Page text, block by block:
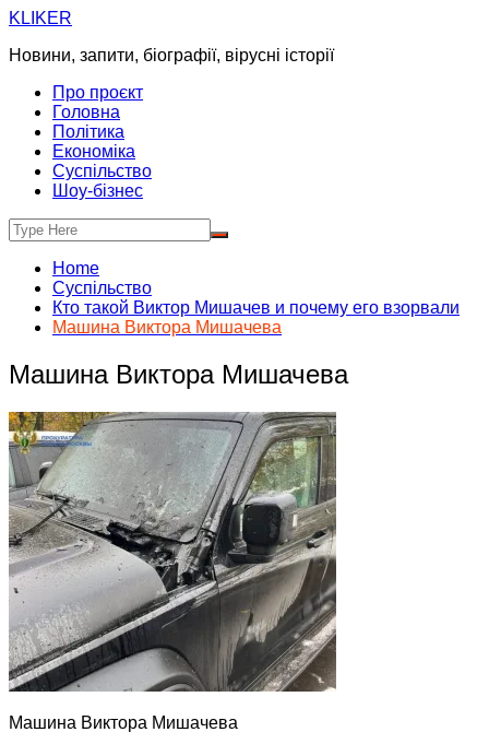
Skip
content
KLIKER
Новини, запити, біографії, вірусні історії
Про проєкт
Головна
Політика
Економіка
Суспільство
Шоу-бізнес
Home
Суспільство
Кто такой Виктор Мишачев и почему его взорвали
Машина Виктора Мишачева
Машина Виктора Мишачева
Машина Виктора Мишачева